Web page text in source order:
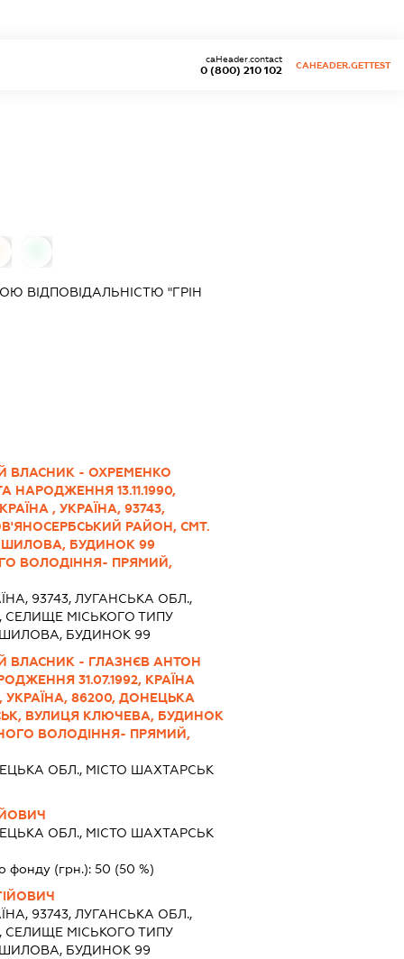
0 (800) 210 102
caHeader.contact
CAHEADER.GETTEST
ВІДПОВІДАЛЬНІСТЮ "ГРІН
ВЛАСНИК - ОХРЕМЕНКО
НАРОДЖЕННЯ 13.11.1990,
, УКРАЇНА, 93743,
РАЙОН, СМТ.
БУДИНОК 99
ВОЛОДІННЯ- ПРЯМИЙ,
93743, ЛУГАНСЬКА ОБЛ.,
МІСЬКОГО ТИПУ
БУДИНОК 99
ВЛАСНИК - ГЛАЗНЄВ АНТОН
31.07.1992, КРАЇНА
86200, ДОНЕЦЬКА
ВУЛИЦЯ КЛЮЧЕВА, БУДИНОК
ВОЛОДІННЯ- ПРЯМИЙ,
ОБЛ., МІСТО ШАХТАРСЬК
ОБЛ., МІСТО ШАХТАРСЬК
фонду (грн.): 50 (50 %)
93743, ЛУГАНСЬКА ОБЛ.,
МІСЬКОГО ТИПУ
БУДИНОК 99